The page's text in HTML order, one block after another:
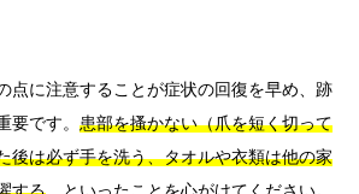
点に注意することが症状の回復を早め、跡
要です。 患部を搔かない（爪を短く切って
後は必ず手を洗う、タオルや衣類は他の家